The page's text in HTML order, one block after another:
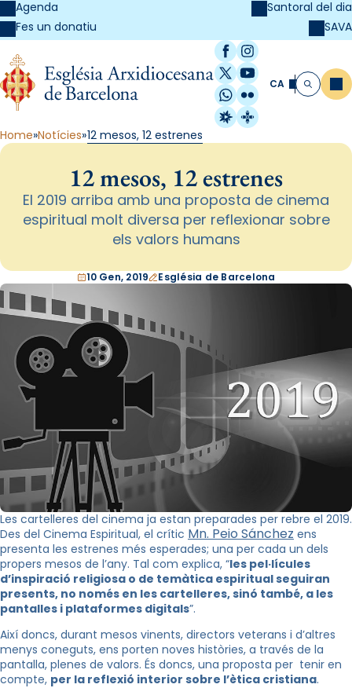
Agenda
Fes un donatiu
Santoral del dia
SAVA
Facebook
Instagram
X / Twitter
YouTube
WhatsApp
Flickr
Radio Estel
Catalunya
CA Cerca
Home Notícies 12 mesos, 12 estrenes
12 mesos, 12 estrenes
El 2019 arriba amb una proposta de cinema
espiritual molt diversa per reflexionar sobre
els valors humans
10 Gen, 2019 Església de Barcelona
Les cartelleres del cinema ja estan preparades per rebre el 2019.
Des del Cinema Espiritual, el crític Mn. Peio Sánchez ens
presenta les estrenes més esperades; una per cada un dels
propers mesos de l’any. Tal com explica, “les pel·lícules
d’inspiració religiosa o de temàtica espiritual seguiran
presents, no només en les cartelleres, sinó també, a les
pantalles i plataformes digitals”.
Així doncs, durant mesos vinents, directors veterans i d’altres
menys coneguts, ens porten noves històries, a través de la
pantalla, plenes de valors. És doncs, una proposta per tenir en
compte, per la reflexió interior sobre l’ètica cristiana.